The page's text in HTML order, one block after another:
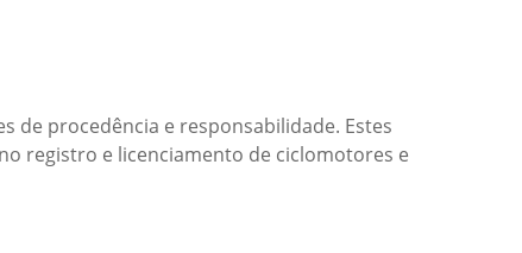
de procedência e responsabilidade. Estes
registro e licenciamento de ciclomotores e